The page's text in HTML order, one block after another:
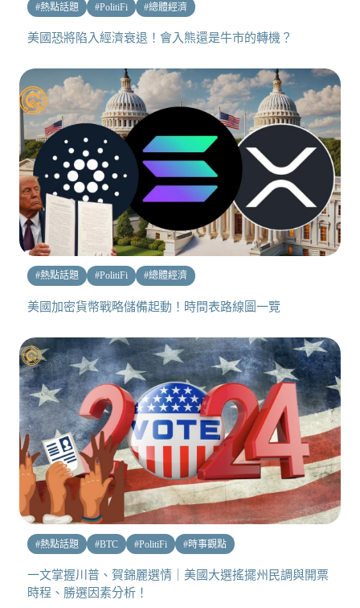
#熱點話題 #PolitiFi #總體經濟
美國恐將陷入經濟衰退！會入熊還是牛市的轉機？
#熱點話題 #PolitiFi #總體經濟
美國加密貨幣戰略儲備起動！時間表路線圖一覽
#熱點話題 #BTC #PolitiFi #時事觀點
一文掌握川普、賀錦麗選情｜美國大選搖擺州民調與開票
時程、勝選因素分析！